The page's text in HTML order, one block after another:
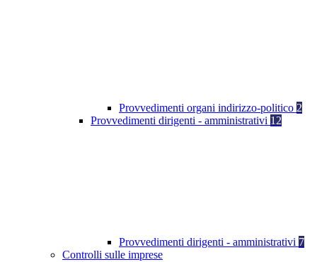
Provvedimenti organi indirizzo-politico 2
Provvedimenti dirigenti - amministrativi 12
Provvedimenti dirigenti - amministrativi 7
Controlli sulle imprese